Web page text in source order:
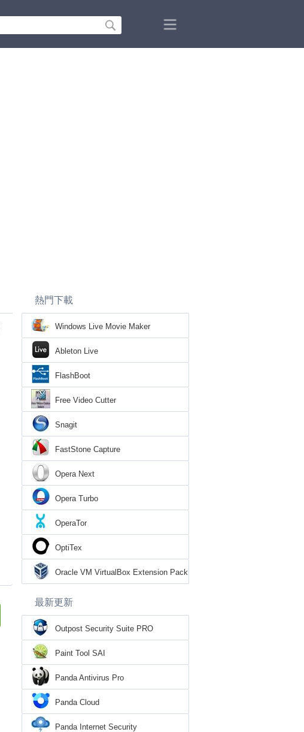
熱門下載
Windows Live Movie Maker
Ableton Live
FlashBoot
Free Video Cutter
Snagit
FastStone Capture
Opera Next
Opera Turbo
OperaTor
OptiTex
Oracle VM VirtualBox Extension Pack
最新更新
Outpost Security Suite PRO
Paint Tool SAI
Panda Antivirus Pro
Panda Cloud
Panda Internet Security